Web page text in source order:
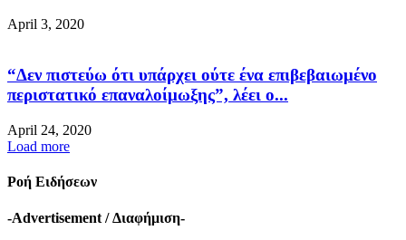
April 3, 2020
“Δεν πιστεύω ότι υπάρχει ούτε ένα επιβεβαιωμένο
περιστατικό επαναλοίμωξης”, λέει ο...
April 24, 2020
Load more
Ροή Ειδήσεων
-Advertisement / Διαφήμιση-